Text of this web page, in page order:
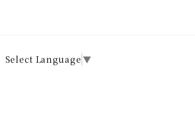
Select Language ▼